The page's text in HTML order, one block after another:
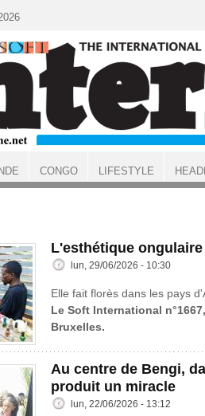
L'esthétique
lun, 29/06/2026 - 10:30
Elle fait florès dans les pays
Le Soft International
Bruxelles.
Au centre de Bengi,
produit un miracle
lun, 22/06/2026 - 13:12
CONGO LIFESTYLE